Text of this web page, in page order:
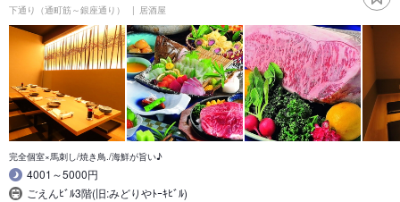
下通り（通町筋～銀座通り） 居酒屋
完全個室×馬刺し/焼き鳥./海鮮が旨い♪
4001～5000円
ごえんﾋﾞﾙ3階(旧:みどりやﾄｰｷﾋﾞﾙ)